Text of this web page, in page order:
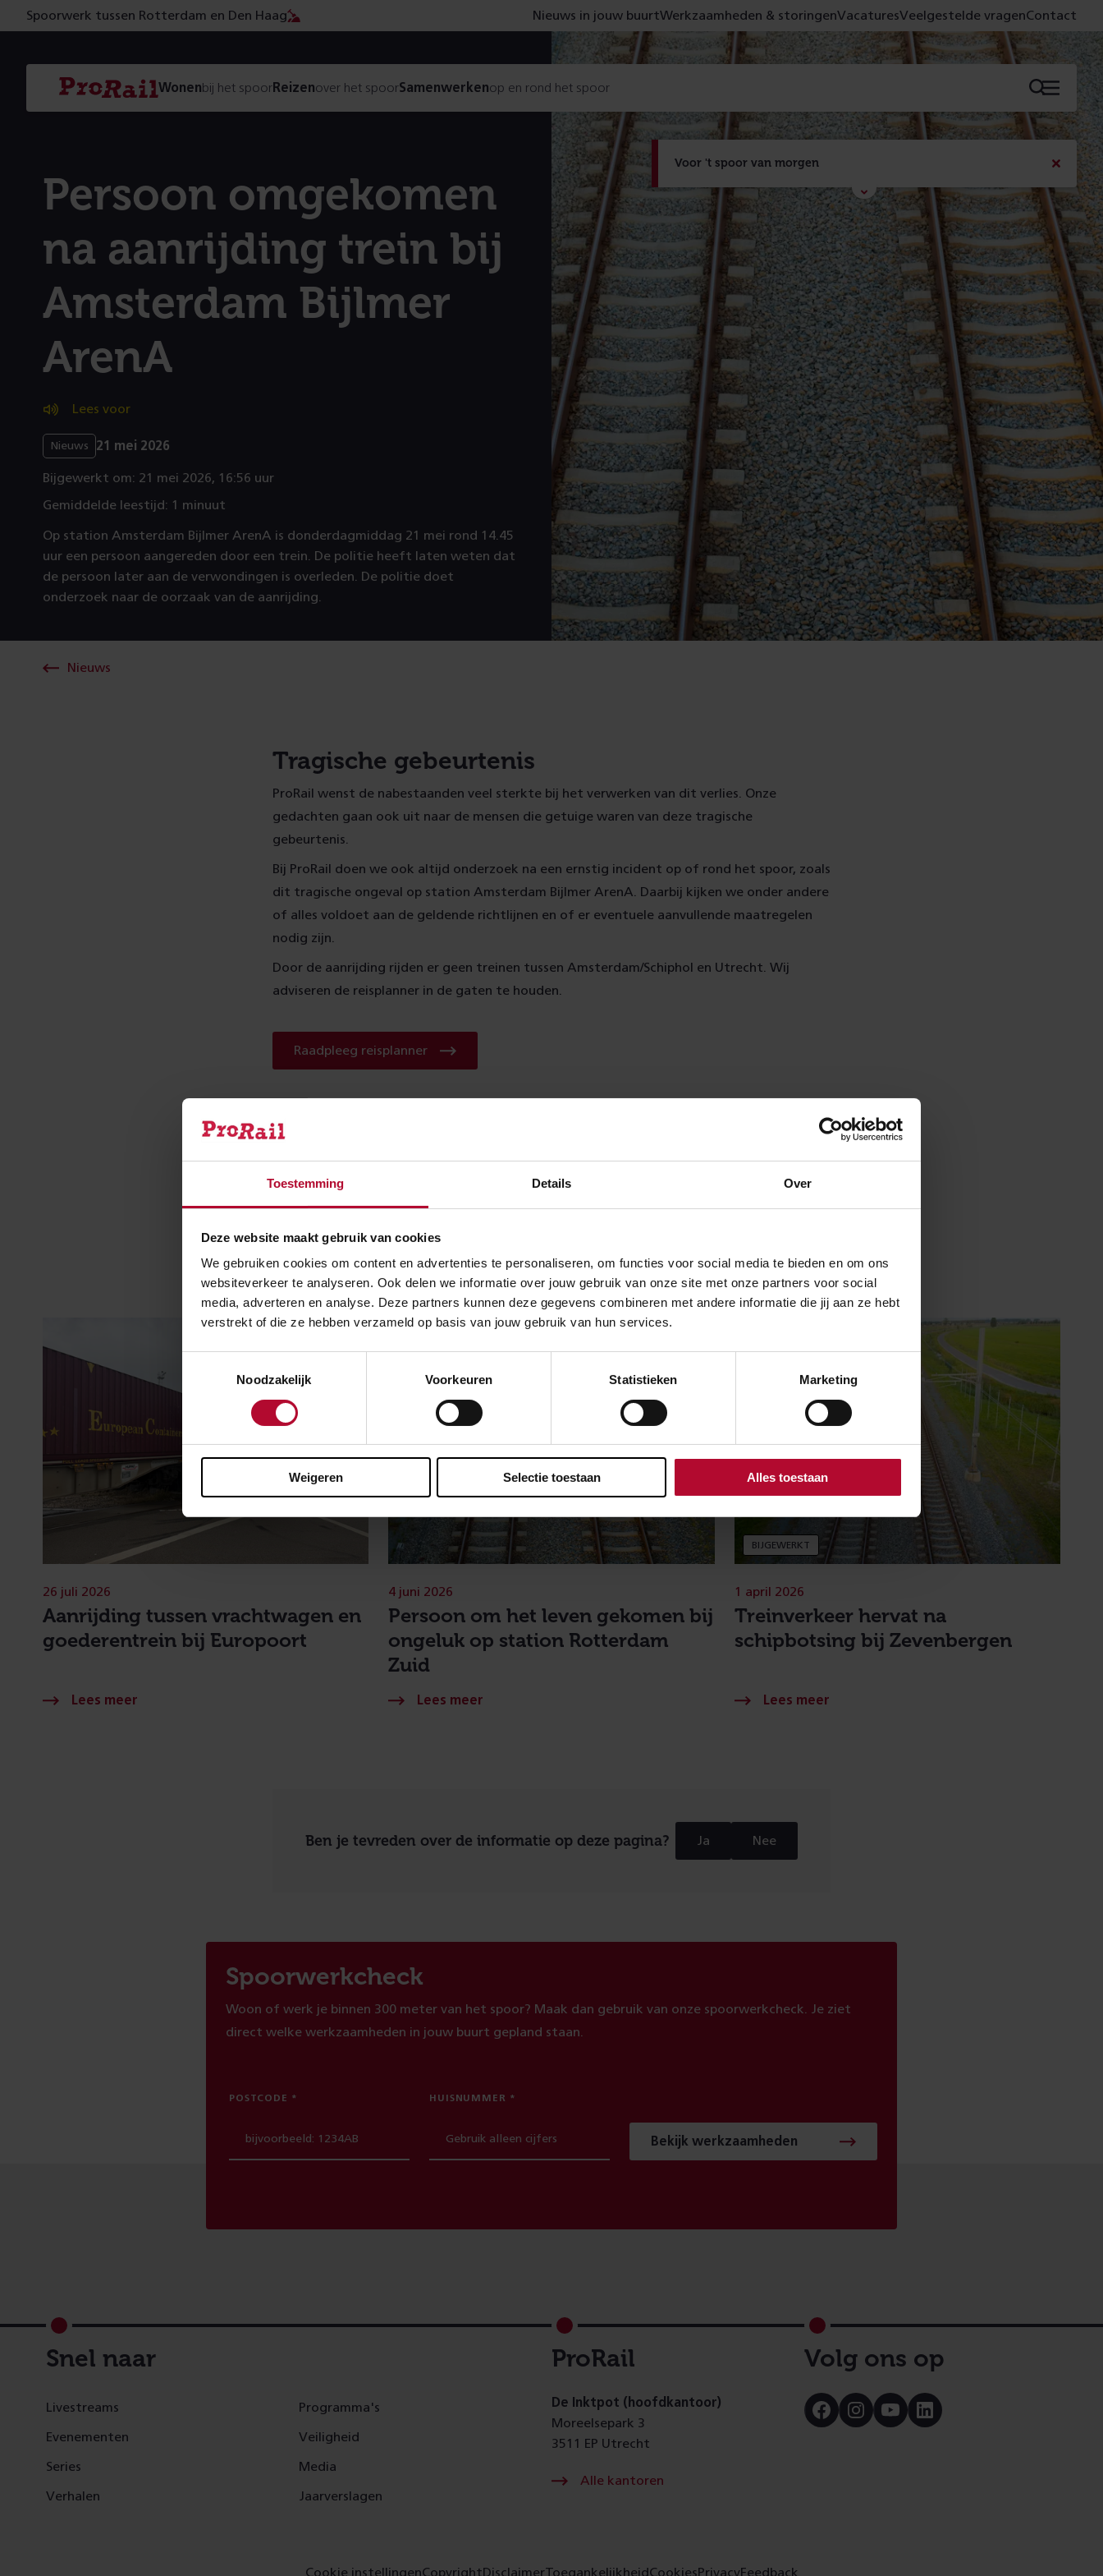
Toestemming Details Over
Deze website maakt gebruik van cookies
We gebruiken cookies om content en advertenties te personaliseren, om functies voor social media te bieden en om ons
websiteverkeer te analyseren. Ook delen we informatie over jouw gebruik van onze site met onze partners voor social
media, adverteren en analyse. Deze partners kunnen deze gegevens combineren met andere informatie die jij aan ze hebt
verstrekt of die ze hebben verzameld op basis van jouw gebruik van hun services.
Noodzakelijk
Voorkeuren Statistieken Marketing
Weigeren Selectie toestaan Alles toestaan
Voor 't spoor van morgen
Met de campagne 'Voor 't spoor naar morgen' laten
we zien wat er vandaag gebeurt en wat dat -
figuurlijk gezien - morgen oplevert.
Lees meer
sluiten
Spoorwerk tussen Rotterdam en Den Haag Nieuws in jouw buurtWerkzaamheden & storingenVacaturesVeelgestelde vragenContact
Navigatie
Homepage
ProRail
Wonenbij het spoorReizenover het spoorSamenwerkenop en rond het spoor Menu
Persoon omgekomen
na aanrijding trein bij
Amsterdam Bijlmer
ArenA
Lees voor
Nieuws 21 mei 2026
Bijgewerkt om: 21 mei 2026, 16:56 uur
Gemiddelde leestijd: 1 minuut
Op station Amsterdam Bijlmer ArenA is donderdagmiddag 21 mei rond 14.45
uur een persoon aangereden door een trein. De politie heeft laten weten dat
de persoon later aan de verwondingen is overleden. De politie doet
onderzoek naar de oorzaak van de aanrijding.
Nieuws
Tragische gebeurtenis
ProRail wenst de nabestaanden veel sterkte bij het verwerken van dit verlies. Onze
gedachten gaan ook uit naar de mensen die getuige waren van deze tragische
gebeurtenis.
Bij ProRail doen we ook altijd onderzoek na een ernstig incident op of rond het spoor, zoals
dit tragische ongeval op station Amsterdam Bijlmer ArenA. Daarbij kijken we onder andere
of alles voldoet aan de geldende richtlijnen en of er eventuele aanvullende maatregelen
nodig zijn.
Door de aanrijding rijden er geen treinen tussen Amsterdam/Schiphol en Utrecht. Wij
adviseren de reisplanner in de gaten te houden.
Raadpleeg reisplannerRaadpleeg
Meer over: Ongeval
Meer nieuws
Aanrijding tussen vrachtwagen en
goederentrein bij Europoort
26 juli 2026
Persoon om het leven gekomen bij
ongeluk op station Rotterdam
Zuid
4 juni 2026
BIJGEWERKT
Treinverkeer hervat na
schipbotsing bij Zevenbergen
1 april 2026
Ben je tevreden over de informatie op deze pagina? Ja Nee
Spoorwerkcheck
Woon of werk je binnen 300 meter van het spoor? Maak dan gebruik van onze spoorwerkcheck. Je ziet
direct welke werkzaamheden in jouw buurt gepland staan.
POSTCODE HUISNUMMER
Bekijk werkzaamheden
Footer
Snel naar
Livestreams
Evenementen
Series
Verhalen
Programma's
Veiligheid
Media
Jaarverslagen
ProRail
De Inktpot (hoofdkantoor)
Moreelsepark 3
3511 EP Utrecht
Alle kantoren
Volg ons op
Bezoek
onze
Bezoek
onze
Bezoek
onze
Bezoek
onze
Cookie instellingenCopyright DisclaimerToegankelijkheid Cookies PrivacyFeedback